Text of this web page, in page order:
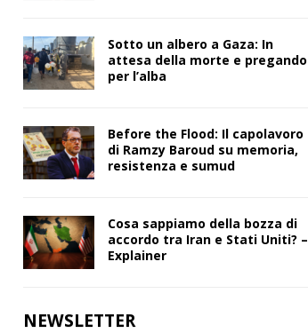
Sotto un albero a Gaza: In
attesa della morte e pregando
per l’alba
Before the Flood: Il capolavoro
di Ramzy Baroud su memoria,
resistenza e sumud
Cosa sappiamo della bozza di
accordo tra Iran e Stati Uniti? –
Explainer
NEWSLETTER